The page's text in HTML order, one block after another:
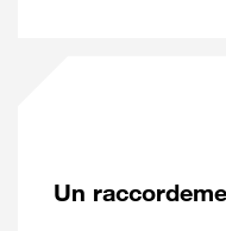
Un